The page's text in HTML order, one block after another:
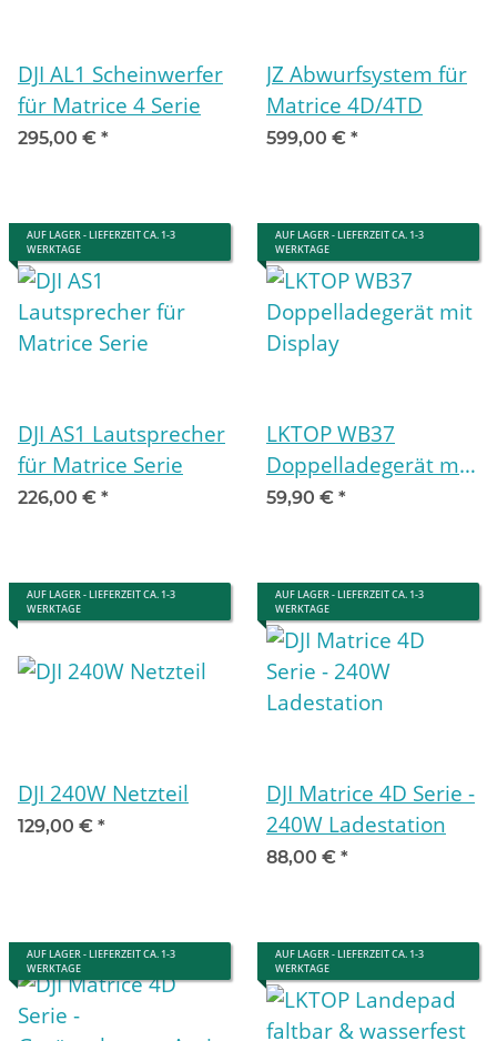
DJI AL1 Scheinwerfer
für Matrice 4 Serie
295,00 € *
JZ Abwurfsystem für
Matrice 4D/4TD
599,00 € *
AUF LAGER - LIEFERZEIT CA. 1-3
WERKTAGE
DJI AS1 Lautsprecher
für Matrice Serie
226,00 € *
AUF LAGER - LIEFERZEIT CA. 1-3
WERKTAGE
LKTOP WB37
Doppelladegerät mit
Display
59,90 € *
AUF LAGER - LIEFERZEIT CA. 1-3
WERKTAGE
DJI 240W Netzteil
129,00 € *
AUF LAGER - LIEFERZEIT CA. 1-3
WERKTAGE
DJI Matrice 4D Serie -
240W Ladestation
88,00 € *
AUF LAGER - LIEFERZEIT CA. 1-3
WERKTAGE
AUF LAGER - LIEFERZEIT CA. 1-3
WERKTAGE